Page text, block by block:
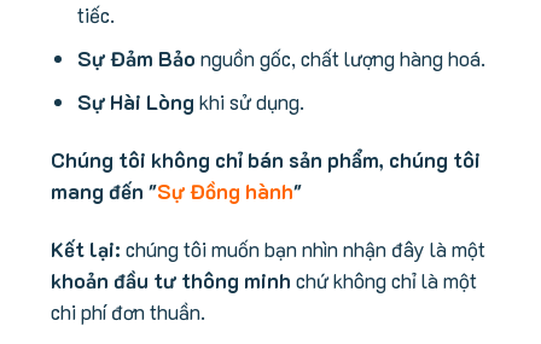
tiếc.
Sự Đảm Bảo nguồn gốc, chất lượng hàng hoá.
Sự Hài Lòng khi sử dụng.
Chúng tôi không chỉ bán sản phẩm, chúng tôi
mang đến "Sự Đồng hành"
Kết lại: chúng tôi muốn bạn nhìn nhận đây là một
khoản đầu tư thông minh chứ không chỉ là một
chi phí đơn thuần.